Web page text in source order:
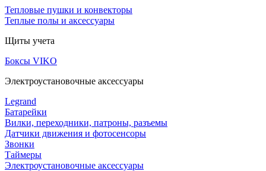
Тепловые пушки и конвекторы
Теплые полы и аксессуары
Щиты учета
Боксы VIKO
Электроустановочные аксессуары
Legrand
Батарейки
Вилки, переходники, патроны, разъемы
Датчики движения и фотосенсоры
Звонки
Таймеры
Электроустановочные аксессуары